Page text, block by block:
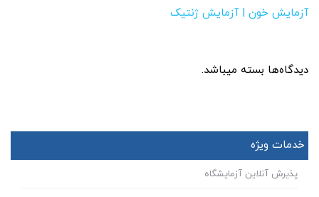
آزمایش خون | آزمایش ژنتیک
دیدگاه‌ها بسته میباشد.
خدمات ویژه
پذیرش آنلاین آزمایشگاه